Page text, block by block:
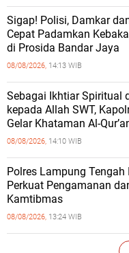
Sigap! Polisi, Damkar
Cepat Padamkan
di Prosida Bandar Jaya
08/08/2026, 14:13 WIB
Sebagai Ikhtiar Spiritual
kepada Allah SWT,
Gelar Khataman Al-
08/08/2026, 14:10 WIB
Polres Lampung
Perkuat Pengamanan
Kamtibmas
08/08/2026, 13:24 WIB